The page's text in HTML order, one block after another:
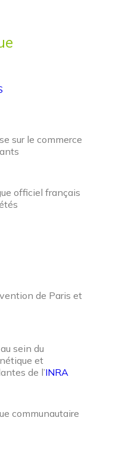
sur le commerce
officiel français
de Paris et
sein du
et
de l’INRA
communautaire